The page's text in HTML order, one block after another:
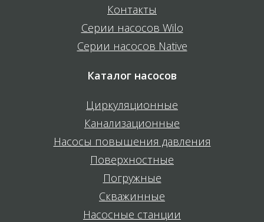
Контакты
Серии насосов Wilo
Серии насосов Native
Каталог насосов
Циркуляционные
Канализационные
Насосы повышения давления
Поверхностные
Погружные
Скважинные
Насосные станции